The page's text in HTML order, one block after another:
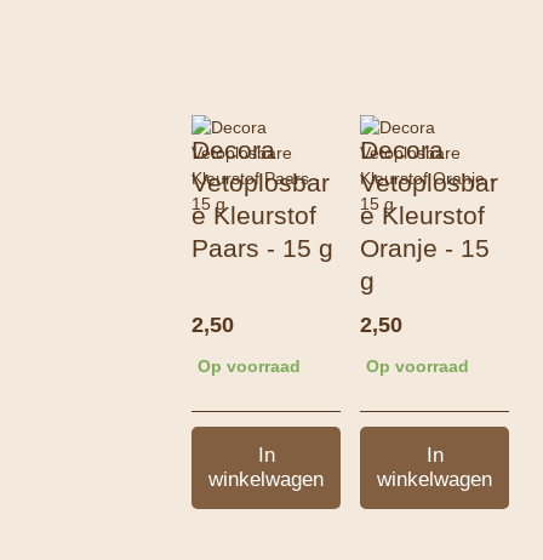
Decora
Vetoplosbar
e Kleurstof
Paars - 15 g
2,50
Op voorraad
In
winkelwagen
Decora
Vetoplosbar
e Kleurstof
Oranje - 15
g
2,50
Op voorraad
In
winkelwagen